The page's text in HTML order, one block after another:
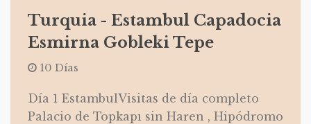
Turquia - Estambul Capadocia
Esmirna Gobleki Tepe
10 Días
Día 1 EstambulVisitas de día completo
Palacio de Topkapı sin Haren , Hipódromo